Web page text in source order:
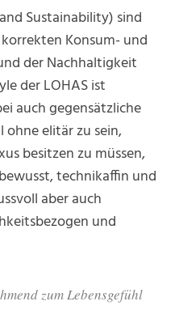
Sustainability) sind
Konsum- und
der Nachhaltigkeit
der LOHAS ist
auch gegensätzliche
elitär zu sein,
besitzen zu müssen,
technikaffin und
aber auch
und
zum Lebensgefühl
anzeigen
Impressum